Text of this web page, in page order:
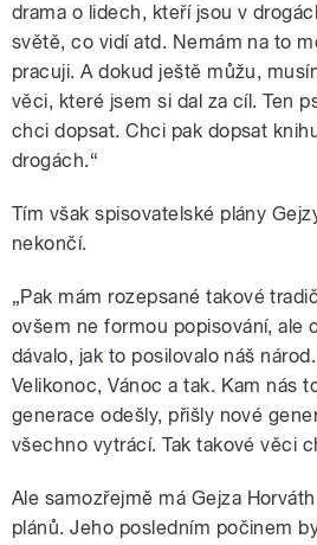
drama o lidech, kteří jsou v
světě, co vidí atd. Nemám na to
pracuji. A dokud ještě můžu,
věci, které jsem si dal za cíl. Ten
chci dopsat. Chci pak dopsat
drogách.“
Tím však spisovatelské plány
nekončí.
„Pak mám rozepsané takové
ovšem ne formou popisování, ale
dávalo, jak to posilovalo náš
Velikonoc, Vánoc a tak. Kam nás
generace odešly, přišly nové
všechno vytrácí. Tak takové věci
Ale samozřejmě má Gejza
plánů. Jeho posledním počinem